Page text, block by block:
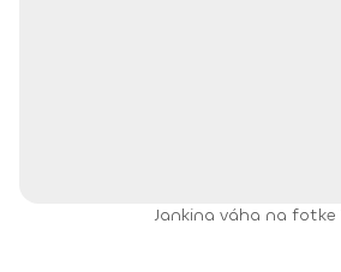
Jankina váha na fotke